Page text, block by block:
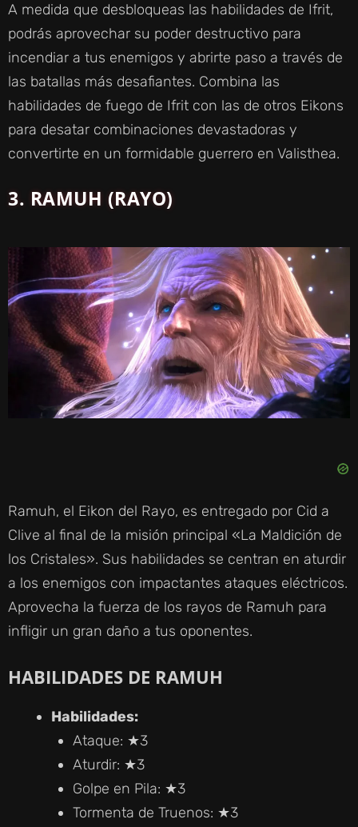
A medida que desbloqueas las habilidades de Ifrit,
podrás aprovechar su poder destructivo para
incendiar a tus enemigos y abrirte paso a través de
las batallas más desafiantes. Combina las
habilidades de fuego de Ifrit con las de otros Eikons
para desatar combinaciones devastadoras y
convertirte en un formidable guerrero en Valisthea.
3. RAMUH (RAYO)
Ramuh, el Eikon del Rayo, es entregado por Cid a
Clive al final de la misión principal «La Maldición de
los Cristales». Sus habilidades se centran en aturdir
a los enemigos con impactantes ataques eléctricos.
Aprovecha la fuerza de los rayos de Ramuh para
infligir un gran daño a tus oponentes.
HABILIDADES DE RAMUH
Habilidades:
Ataque: ★3
Aturdir: ★3
Golpe en Pila: ★3
Tormenta de Truenos: ★3